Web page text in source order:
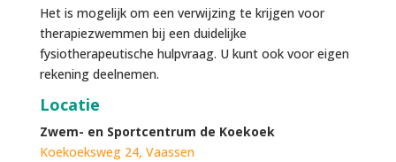
Het is mogelijk om een verwijzing te krijgen voor
therapiezwemmen bij een duidelijke
fysiotherapeutische hulpvraag. U kunt ook voor eigen
rekening deelnemen.
Locatie
Zwem- en Sportcentrum de Koekoek
Koekoeksweg 24, Vaassen